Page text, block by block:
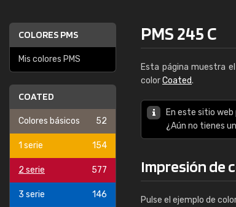
COLORES PMS
Mis colores PMS
COATED
Colores básicos 52
1 serie 154
2 serie 577
3 serie 146
PMS 245 C
Esta página muestra
colorCoated.
En este sitio
¿Aún no tienes
Impresión de
Pulse el ejemplo de